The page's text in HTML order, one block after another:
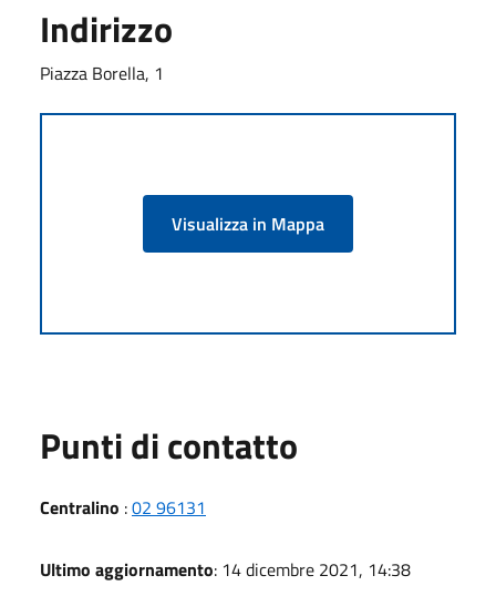
Indirizzo
Piazza Borella, 1
Visualizza in Mappa
Punti di contatto
Centralino :02 96131
Ultimo aggiornamento: 14 dicembre 2021, 14:38